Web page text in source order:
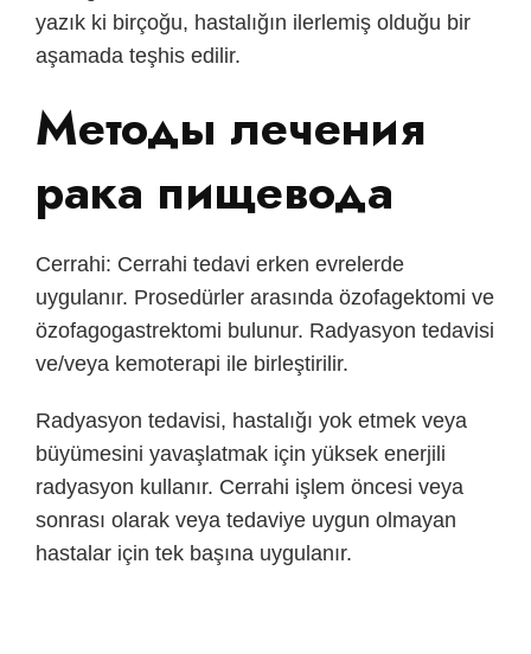
yazık ki birçoğu, hastalığın ilerlemiş olduğu bir
aşamada teşhis edilir.
Методы лечения
рака пищевода
Cerrahi: Cerrahi tedavi erken evrelerde
uygulanır. Prosedürler arasında özofagektomi ve
özofagogastrektomi bulunur. Radyasyon tedavisi
ve/veya kemoterapi ile birleştirilir.
Radyasyon tedavisi, hastalığı yok etmek veya
büyümesini yavaşlatmak için yüksek enerjili
radyasyon kullanır. Cerrahi işlem öncesi veya
sonrası olarak veya tedaviye uygun olmayan
hastalar için tek başına uygulanır.